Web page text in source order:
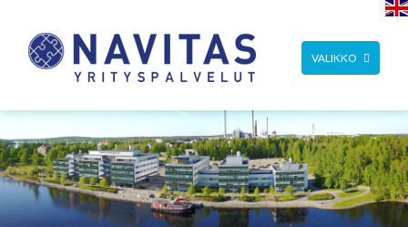
TOGGLE
NAVIGATION
VALIKKO